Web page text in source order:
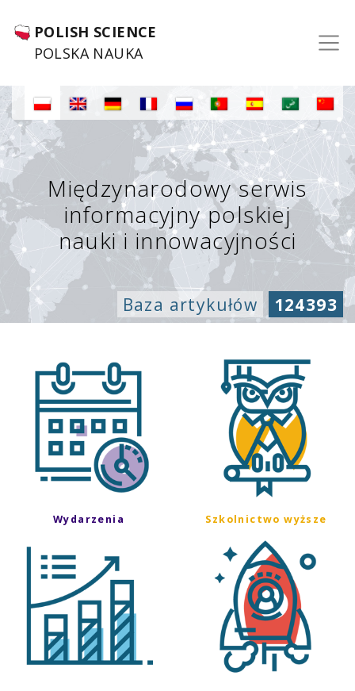
POLISH SCIENCE
POLSKA NAUKA
Międzynarodowy serwis
informacyjny polskiej
nauki i innowacyjności
Baza artykułów 124393
Wydarzenia Szkolnictwo wyższe